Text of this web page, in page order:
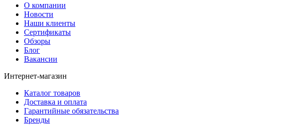
О компании
Новости
Наши клиенты
Сертификаты
Обзоры
Блог
Вакансии
Интернет-магазин
Каталог товаров
Доставка и оплата
Гарантийные обязательства
Бренды